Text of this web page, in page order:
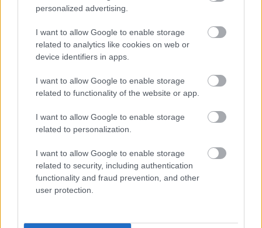
personalized advertising.
I want to allow Google to enable storage
related to analytics like cookies on web or
device identifiers in apps.
I want to allow Google to enable storage
related to functionality of the website or app.
I want to allow Google to enable storage
related to personalization.
I want to allow Google to enable storage
related to security, including authentication
functionality and fraud prevention, and other
user protection.
murovacie materiály rodinný dom
Zdieľať článok